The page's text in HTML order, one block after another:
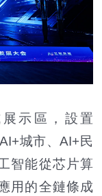
示區，設置
城市、AI+民
智能從芯片算
用的全鏈條成